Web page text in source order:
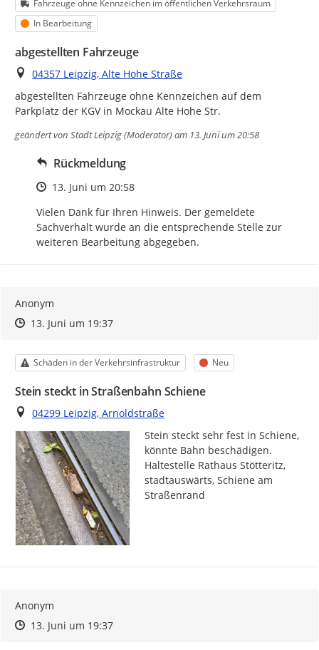
Kategorie
Fahrzeuge ohne Kennzeichen im öffentlichen Verkehrsraum
Status
In Bearbeitung
abgestellten Fahrzeuge
Ort
04357 Leipzig, Alte Hohe Straße
abgestellten Fahrzeuge ohne Kennzeichen auf dem
Parkplatz der KGV in Mockau Alte Hohe Str.
geändert von Stadt Leipzig (Moderator)am 13. Juni um 20:58
Rückmeldung
Zeitpunkt des Erstellens
13. Juni um 20:58
Vielen Dank für Ihren Hinweis. Der gemeldete
Sachverhalt wurde an die entsprechende Stelle zur
weiteren Bearbeitung abgegeben.
Anonym
Zeitpunkt des Erstellens
Zeitpunkt des Erstellens
13. Juni um 19:37Zur Äußerung
Kategorie
Schäden in der Verkehrsinfrastruktur Status
Neu
Stein steckt in Straßenbahn Schiene
Ort
04299 Leipzig, Arnoldstraße
Stein steckt sehr fest in Schiene,
könnte Bahn beschädigen.
Haltestelle Rathaus Stötteritz,
stadtauswärts, Schiene am
Straßenrand
Anonym
Zeitpunkt des Erstellens
Zeitpunkt des Erstellens
13. Juni um 19:37Zur Äußerung